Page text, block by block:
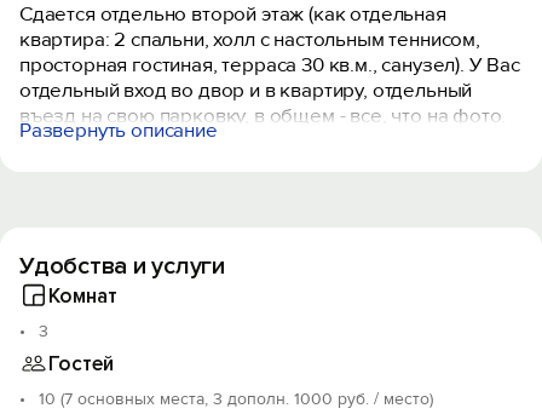
Сдается отдельно второй этаж (как отдельная
квартира: 2 спальни, холл с настольным теннисом,
просторная гостиная, терраса 30 кв.м., санузел). У Вас
отдельный вход во двор и в квартиру, отдельный
въезд на свою парковку, в общем - все, что на фото.
На первом этаже живут лояльные и дружелюбные
- бассейн с подогревом, водопадом «кобра» и
подводным гидромассажером;
- видовая терраса 30 кв.м.;
- настольный теннис;
- собственная парковка на территории на 2 авто;
Развернуть описание
Удобства и услуги
Комнат
3
Гостей
10 (7 основных места, 3 дополн. 1000 руб. / место)